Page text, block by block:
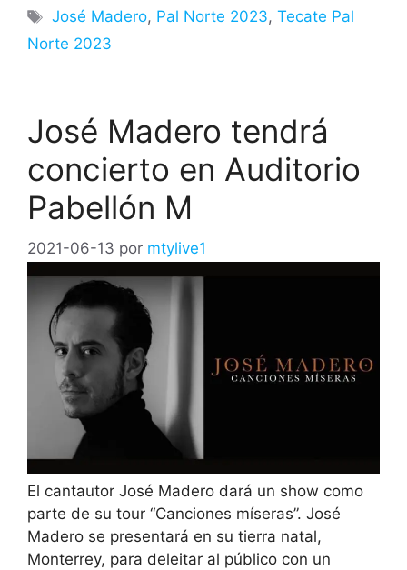
Etiquetas
José Madero, Pal Norte 2023,Tecate Pal
Norte 2023
José Madero tendrá
concierto en Auditorio
Pabellón M
2021-06-13 por mtylive1
El cantautor José Madero dará un show como
parte de su tour “Canciones míseras”. José
Madero se presentará en su tierra natal,
Monterrey, para deleitar al público con un